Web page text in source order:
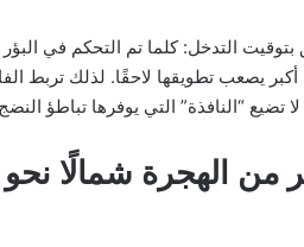
التدخل: كلما تم التحكم في
يصعب تطويقها لاحقًا. لذلك تربط
تضيع “النافذة” التي يوفرها تباطؤ
من الهجرة شمالًا